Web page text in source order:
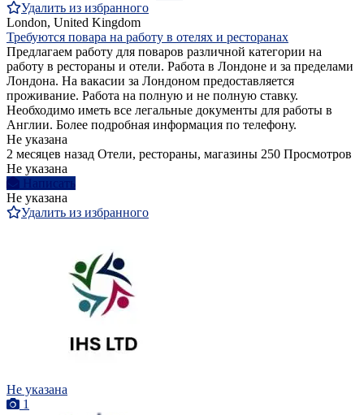
Удалить из избранного
London, United Kingdom
Требуются повара на работу в отелях и ресторанах
Предлагаем работу для поваров различной категории на
работу в рестораны и отели. Работа в Лондоне и за пределами
Лондона. На вакасии за Лондоном предоставляется
проживание. Работа на полную и не полную ставку.
Необходимо иметь все легальные документы для работы в
Англии. Более подробная информация по телефону.
Не указана
2 месяцев назад Отели, рестораны, магазины 250 Просмотров
Не указана
Написать
Не указана
Удалить из избранного
Не указана
1